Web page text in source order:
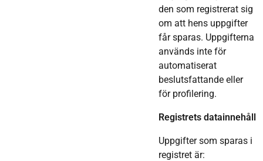
den som registrerat sig
om att hens uppgifter
får sparas. Uppgifterna
används inte för
automatiserat
beslutsfattande eller
för profilering.
Registrets datainnehåll
Uppgifter som sparas i
registret är: